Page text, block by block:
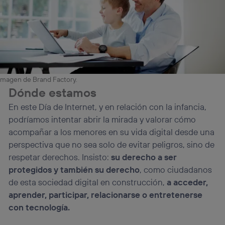
de Brand Factory.
Dónde estamos
En este Día de Internet, y en relación con la infancia,
podríamos intentar abrir la mirada y valorar cómo
acompañar a los menores en su vida digital desde una
perspectiva que no sea solo de evitar peligros, sino de
respetar derechos. Insisto:su derecho a ser
protegidos y también su derecho, como ciudadanos
de esta sociedad digital en construcción, a acceder,
aprender, participar, relacionarse o entretenerse
con tecnología.